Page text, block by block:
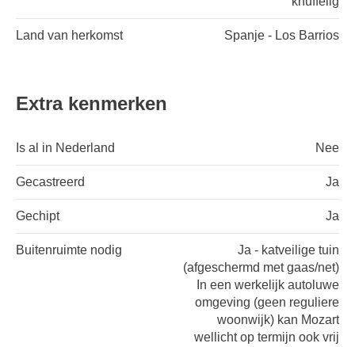
Land van herkomst Spanje - Los Barrios
Extra kenmerken
Is al in Nederland Nee
Gecastreerd Ja
Gechipt Ja
Buitenruimte nodig
Ja - katveilige tuin
(afgeschermd met gaas/net)
In een werkelijk autoluwe
omgeving (geen reguliere
woonwijk) kan Mozart
wellicht op termijn ook vrij